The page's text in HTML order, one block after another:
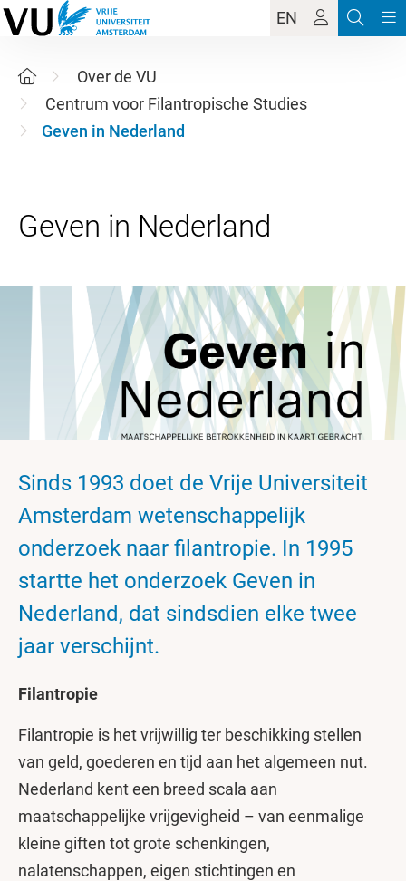
EN
Over de VU
Centrum voor Filantropische Studies
Geven in Nederland
Sinds 1993 doet de Vrije Universiteit
Amsterdam wetenschappelijk
onderzoek naar filantropie. In 1995
startte het onderzoek Geven in
Nederland, dat sindsdien elke twee
jaar verschijnt.
Filantropie
Filantropie is het vrijwillig ter beschikking stellen
van geld, goederen en tijd aan het algemeen nut.
Nederland kent een breed scala aan
maatschappelijke vrijgevigheid – van eenmalige
kleine giften tot grote schenkingen,
nalatenschappen, eigen stichtingen en